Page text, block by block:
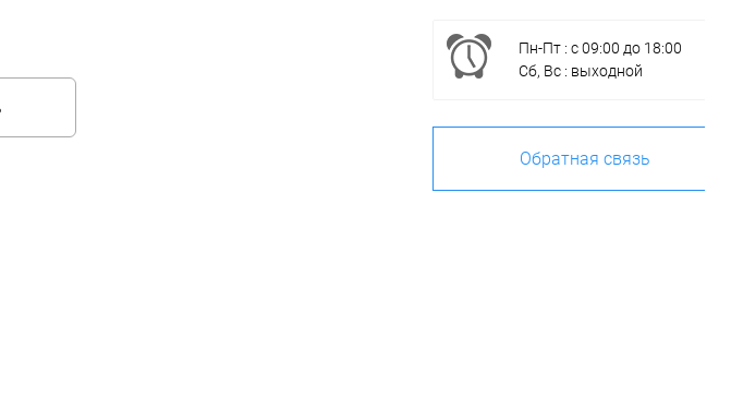
Пн-Пт : с 09:00 до 18:00
Сб, Вс : выходной
Обратная связь